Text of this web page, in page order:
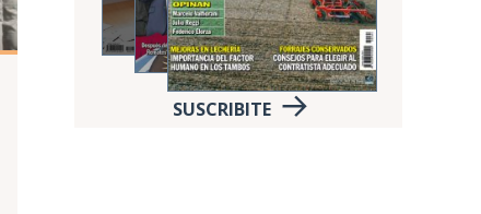
SUSCRIBITE